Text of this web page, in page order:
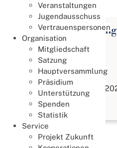
Veranstaltungen
Jugendausschuss
Vertrauenspersonen
Organisation
Mitgliedschaft
Satzung
Hauptversammlung
Präsidium
Unterstützung
Spenden
Statistik
Service
Projekt Zukunft
Open Paar
Meisterschaften
27. Juli 2026
Open Paar Liga
vom 17. bis 18. Oktober